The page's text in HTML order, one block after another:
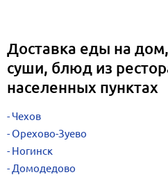
Доставка еды на
суши, блюд из
населенных пунктах
Чехов
Орехово-Зуево
Ногинск
Домодедово